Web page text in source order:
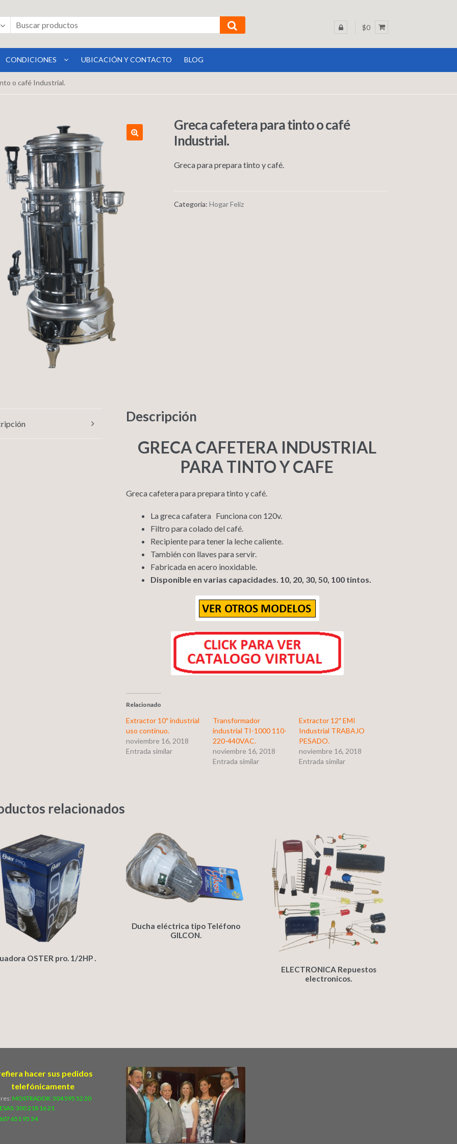
$0
CONDICIONES UBICACIÓN Y CONTACTO BLOG
o café Industrial.
Greca cafetera para tinto o café
Industrial.
Greca para prepara tinto y café.
Categoría: Hogar Feliz
Descripción
GRECA CAFETERA INDUSTRIAL
PARA TINTO Y CAFE
Greca cafetera para prepara tinto y café.
La greca cafatera Funciona con 120v.
Filtro para colado del café.
Recipiente para tener la leche caliente.
También con llaves para servir.
Fabricada en acero inoxidable.
Disponible en varias capacidades. 10, 20, 30, 50, 100 tintos.
Relacionado
Extractor 10″ industrial
uso continuo.
noviembre 16, 2018
Entrada similar
Transformador
industrial TI-1000 110-
220-440VAC.
noviembre 16, 2018
Entrada similar
Extractor 12″ EMI
Industrial TRABAJO
PESADO.
noviembre 16, 2018
Entrada similar
relacionados
OSTER pro. 1/2HP .
Ducha eléctrica tipo Teléfono
GILCON.
ELECTRONICA Repuestos
electronicos.
hacer sus pedidos
telefónicamente
MOSTRADOR: 304 595 52 20
300 218 16 21
651 95 34